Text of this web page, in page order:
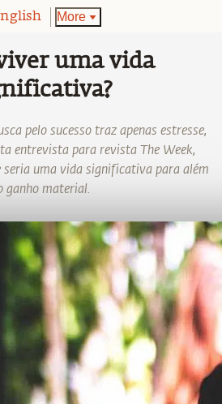
More
uma vida
pelo sucesso traz apenas estresse,
entrevista para revista The Week,
seria uma vida significativa para além
ganho material.